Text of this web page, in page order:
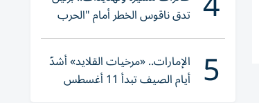
تدق ناقوس الخطر أمام "الحرب
الهجينة"
5 الإمارات.. «مرخيات القلايد» أشدّ
أيام الصيف تبدأ 11 أغسطس